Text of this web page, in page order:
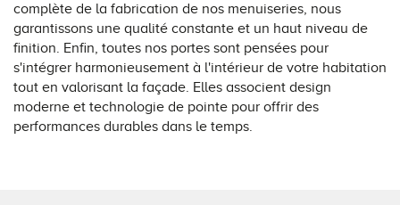
complète de la fabrication de nos menuiseries, nous
garantissons une qualité constante et un haut niveau de
finition. Enfin, toutes nos portes sont pensées pour
s'intégrer harmonieusement à l'intérieur de votre habitation
tout en valorisant la façade. Elles associent design
moderne et technologie de pointe pour offrir des
performances durables dans le temps.